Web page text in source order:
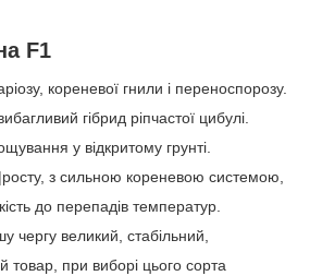
F1
кореневої гнили і переноспорозу.
гібрид ріпчастої цибулі.
у відкритому грунті.
з сильною кореневою системою,
до перепадів температур.
чергу великий, стабільний,
товар, при виборі цього сорта